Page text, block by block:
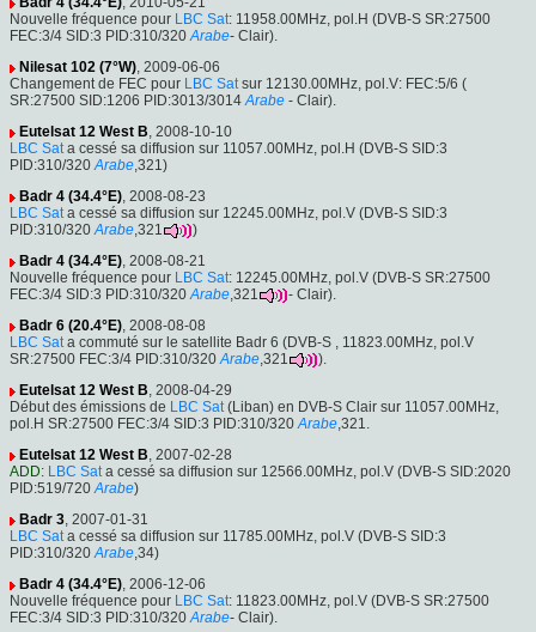
Nouvelle fréquence pour LBC Sat: 11958.00MHz, pol.H (DVB-S SR:27500
FEC:3/4 SID:3 PID:310/320 Arabe- Clair).
Nilesat 102 (7°W), 2009-06-06
Changement de FEC pour LBC Satsur 12130.00MHz, pol.V: FEC:5/6 (
SR:27500 SID:1206 PID:3013/3014 Arabe - Clair).
Eutelsat 12 West B, 2008-10-10
LBC Sata cessé sa diffusion sur 11057.00MHz, pol.H (DVB-S SID:3
PID:310/320 Arabe,321)
Badr 4 (34.4°E), 2008-08-23
LBC Sata cessé sa diffusion sur 12245.00MHz, pol.V (DVB-S SID:3
PID:310/320 Arabe,321
)
Badr 4 (34.4°E), 2008-08-21
Nouvelle fréquence pour LBC Sat: 12245.00MHz, pol.V (DVB-S SR:27500
FEC:3/4 SID:3 PID:310/320 Arabe,321
- Clair).
Badr 6 (20.4°E), 2008-08-08
LBC Sata commuté sur le satellite Badr 6 (DVB-S , 11823.00MHz, pol.V
SR:27500 FEC:3/4 PID:310/320 Arabe,321
).
Eutelsat 12 West B, 2008-04-29
Début des émissions de LBC Sat(Liban) en DVB-S Clair sur 11057.00MHz,
pol.H SR:27500 FEC:3/4 SID:3 PID:310/320 Arabe,321.
Eutelsat 12 West B, 2007-02-28
ADD: LBC Sata cessé sa diffusion sur 12566.00MHz, pol.V (DVB-S SID:2020
PID:519/720 Arabe)
Badr 3, 2007-01-31
LBC Sata cessé sa diffusion sur 11785.00MHz, pol.V (DVB-S SID:3
PID:310/320 Arabe,34)
Badr 4 (34.4°E), 2006-12-06
Nouvelle fréquence pour LBC Sat: 11823.00MHz, pol.V (DVB-S SR:27500
FEC:3/4 SID:3 PID:310/320 Arabe- Clair).